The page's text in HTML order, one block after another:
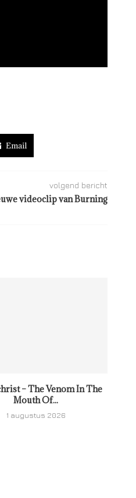
Email
volgend bericht
videoclip van Burning
– The Venom In The
Mouth Of...
1 augustus 2026